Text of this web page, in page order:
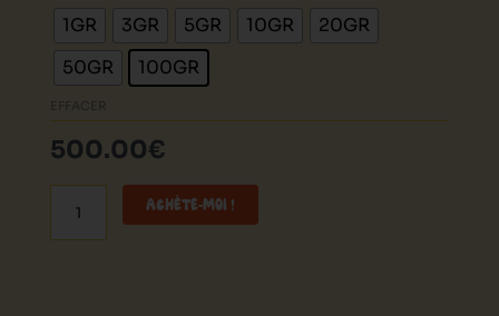
1GR 3GR 5GR 10GR
20GR
50GR
100GR
500.00€
Gold
ACHÈTE-MOI !